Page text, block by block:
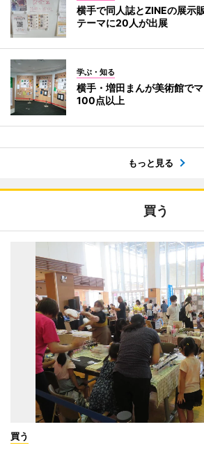
横手で同人誌とZINEの展示
テーマに20人が出展
学ぶ・知る
横手・増田まんが美術館で
100点以上
もっと見る
買う
買う